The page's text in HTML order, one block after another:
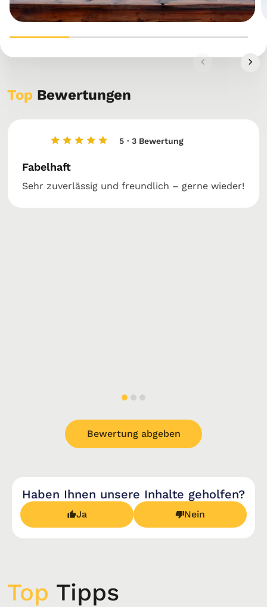
Top Bewertungen
5 · 3 Bewertung
Fabelhaft
Sehr zuverlässig und freundlich – gerne wieder!
Bewertung abgeben
Haben Ihnen unsere Inhalte geholfen?
Ja Nein
Top Tipps